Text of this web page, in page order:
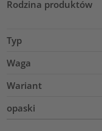
Rodzina produktów
Typ
Waga
Wariant
opaski